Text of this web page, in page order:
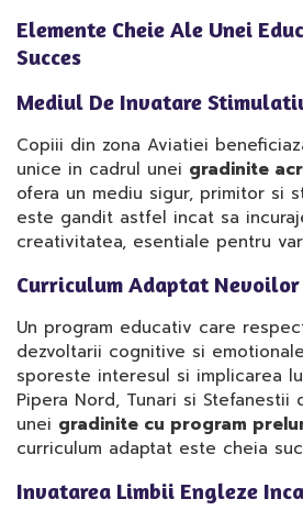
Elemente Cheie Ale Unei
Succes
Mediul De Invatare
Copiii din zona Aviatiei
unice in cadrul unei gradinite
ofera un mediu sigur, primitor si
este gandit astfel incat sa
creativitatea, esentiale pentru
Curriculum Adaptat
Un program educativ care
dezvoltarii cognitive si
sporeste interesul si implicarea
Pipera Nord, Tunari si Stefanestii
unei gradinite cu program
curriculum adaptat este cheia
Invatarea Limbii Engleze